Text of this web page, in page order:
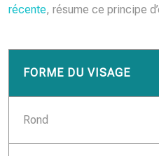
récente, résume ce principe
FORME DU VISAGE
Rond